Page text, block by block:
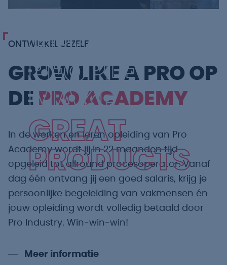
GREAT
PEOPLE
MAKE
GREAT
PRODUCTS
ONTWIKKEL JEZELF
GROW LIKE A PRO OP
DE PRO ACADEMY
In de werken en leren opleiding van Pro
Academy wordt jij in 22 maanden tijd
opgeleid tot allround procesoperator. Vanaf
dag één ontvang jij een goed salaris, krijg je
persoonlijke begeleiding van vakmensen én
jouw opleiding wordt volledig betaald door
Pro Industry. Win-win-win!
Meer informatie